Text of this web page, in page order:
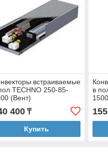
встраиваемые
TECHNO 250-85-
(Вент)
400₸
Купить
в